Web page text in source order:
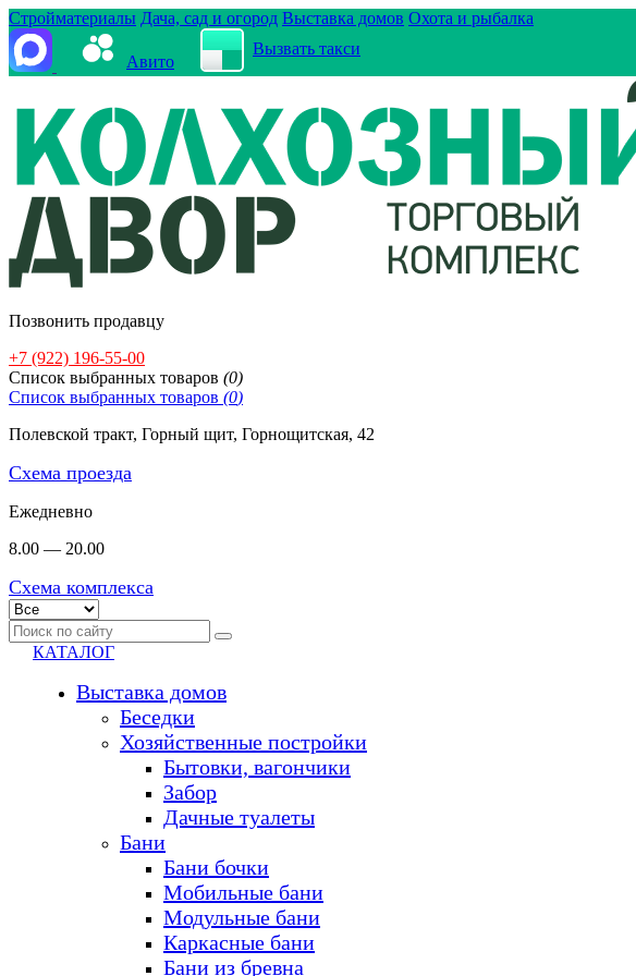
Стройматериалы Дача, сад и огород Выставка домов Охота и рыбалка
Авито
Вызвать такси
Позвонить продавцу
+7 (922) 196-55-00
Cписок выбранных товаров (0)
Cписок выбранных товаров (0)
Полевской тракт, Горный щит, Горнощитская, 42
Схема проезда
Ежедневно
8.00 — 20.00
Схема комплекса
КАТАЛОГ
Выставка домов
Беседки
Хозяйственные постройки
Бытовки, вагончики
Забор
Дачные туалеты
Бани
Бани бочки
Мобильные бани
Модульные бани
Каркасные бани
Бани из бревна